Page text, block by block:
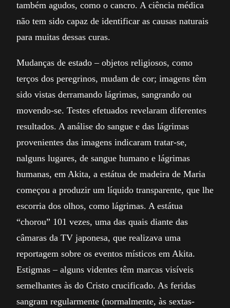
também agudos, como o cancro. A ciência médica
não tem sido capaz de identificar as causas naturais
para muitas dessas curas.
Mudanças de estado – objetos religiosos, como
terços dos peregrinos, mudam de cor; imagens têm
sido vistas derramando lágrimas, sangrando ou
movendo-se. Testes efetuados revelaram diferentes
resultados. A análise do sangue e das lágrimas
provenientes das imagens indicaram tratar-se,
nalguns lugares, de sangue humano e lágrimas
humanas, em Akita, a estátua de madeira de Maria
começou a produzir um líquido transparente, que lhe
escorria dos olhos, como lágrimas. A estátua
“chorou” 101 vezes, uma das quais diante das
câmaras da TV japonesa, que realizava uma
reportagem sobre os eventos místicos em Akita.
Estigmas – alguns videntes têm marcas visíveis
semelhantes às do Cristo crucificado. As feridas
sangram regularmente (normalmente, às sextas-